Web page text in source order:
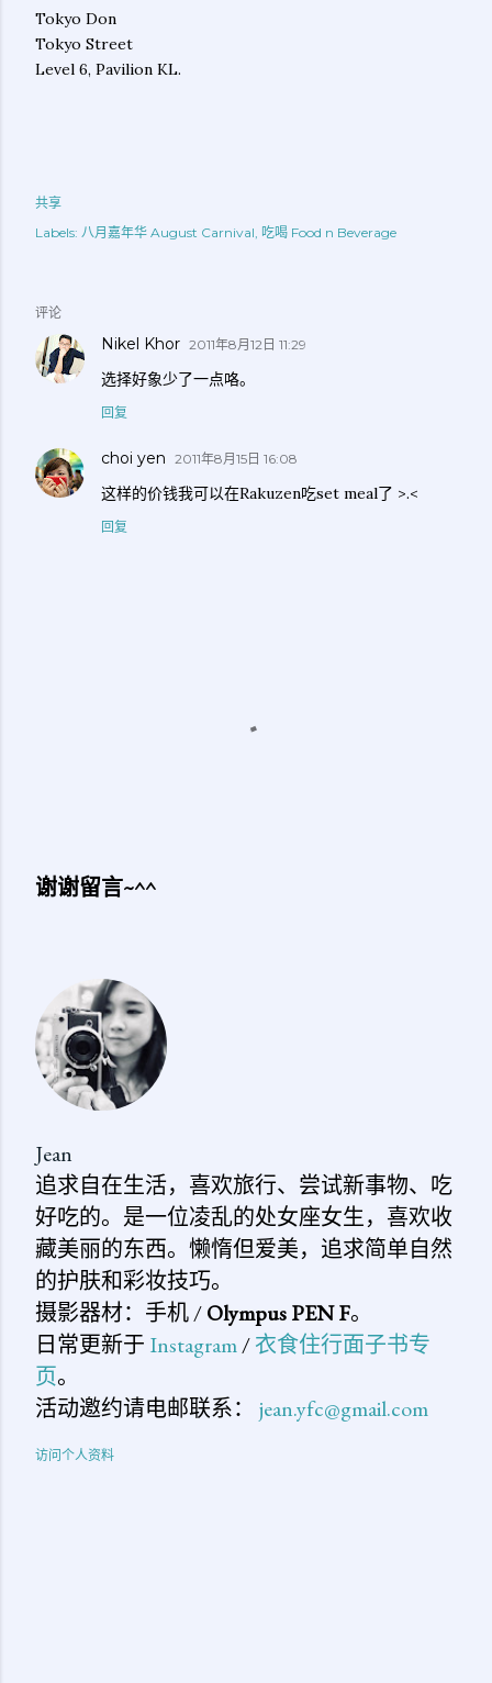
Tokyo Don
Tokyo Street
Level 6, Pavilion KL.
共享
Labels: 八月嘉年华 August Carnival 吃喝 Food n Beverage
评论
Nikel Khor 2011年8月12日 11:29
选择好象少了一点咯。
回复
choi yen 2011年8月15日 16:08
这样的价钱我可以在Rakuzen吃set meal了 >.<
回复
论
谢谢留言~^^
Jean
追求自在生活，喜欢旅行、尝试新事物、吃
好吃的。是一位凌乱的处女座女生，喜欢收
藏美丽的东西。懒惰但爱美，追求简单自然
的护肤和彩妆技巧。
摄影器材：手机 /Olympus PEN F。
日常更新于 Instagram/衣食住行面子书专
页。
活动邀约请电邮联系： jean.yfc@gmail.com
访问个人资料